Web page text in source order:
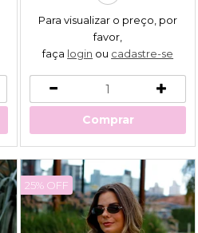
Para visualizar o preço, por
favor,
faça login ou cadastre-se
Comprar
25% OFF